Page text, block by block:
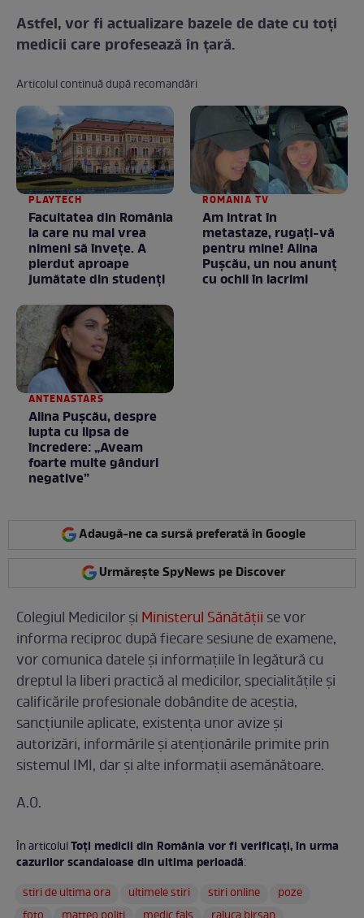
Astfel, vor fi actualizare bazele de date cu toţi
medicii care profesează în ţară.
Articolul continuă după recomandări
PLAYTECH
Facultatea din România
la care nu mai vrea
nimeni să înveţe. A
pierdut aproape
jumătate din studenţi
ROMANIA TV
Am intrat în
metastaze, rugaţi-vă
pentru mine! Alina
Puşcău, un nou anunţ
cu ochii în lacrimi
ANTENASTARS
Alina Pușcău, despre
lupta cu lipsa de
încredere: „Aveam
foarte multe gânduri
negative”
Adaugă-ne ca sursă preferată în Google
Urmărește SpyNews pe Discover
Colegiul Medicilor şi Ministerul Sănătăţii se vor
informa reciproc după fiecare sesiune de examene,
vor comunica datele şi informaţiile în legătură cu
dreptul la liberi practică al medicilor, specialitățile și
calificările profesionale dobândite de aceștia,
sancțiunile aplicate, existența unor avize și
autorizări, informările și atenționările primite prin
sistemul IMI, dar şi alte informaţii asemănătoare.
A.O.
În articolulToţi medicii din România vor fi verificaţi, în urma
cazurilor scandaloase din ultima perioadă:
stiri de ultima ora
ultimele stiri stiri online
poze